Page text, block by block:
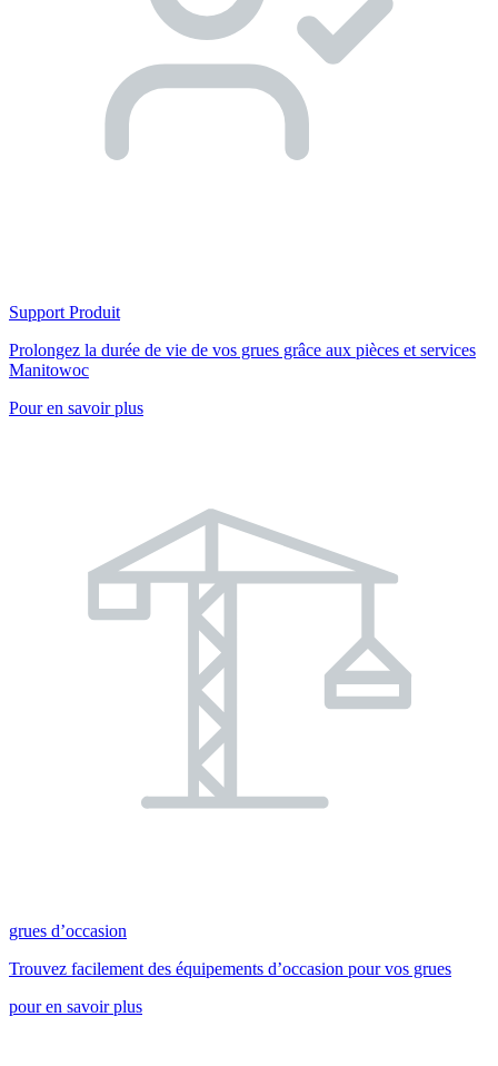
Support Produit
Prolongez la durée de vie de vos grues grâce aux pièces et services
Manitowoc
Pour en savoir plus
grues d’occasion
Trouvez facilement des équipements d’occasion pour vos grues
pour en savoir plus